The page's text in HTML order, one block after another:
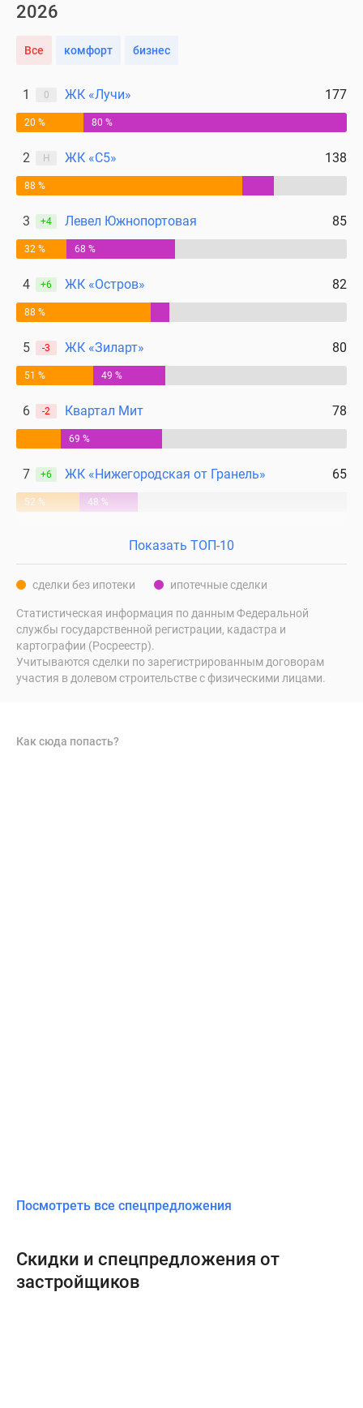
2026
Все комфорт бизнес
1 0 ЖК «Лучи» 177
20 % 80 %
2 Н ЖК «С5» 138
88 %
3 +4 Левел Южнопортовая 85
32 % 68 %
4 +6 ЖК «Остров» 82
88 %
5 -3 ЖК «Зиларт» 80
51 % 49 %
6 -2 Квартал Мит 78
69 %
7 +6 ЖК «Нижегородская от Гранель» 65
52 % 48 %
Показать ТОП-10
сделки без ипотеки ипотечные сделки
Статистическая информация по данным Федеральной
службы государственной регистрации, кадастра и
картографии (Росреестр).
Учитываются сделки по зарегистрированным договорам
участия в долевом строительстве с физическими лицами.
Как сюда попасть?
Посмотреть все спецпредложения
Скидки и спецпредложения от
застройщиков